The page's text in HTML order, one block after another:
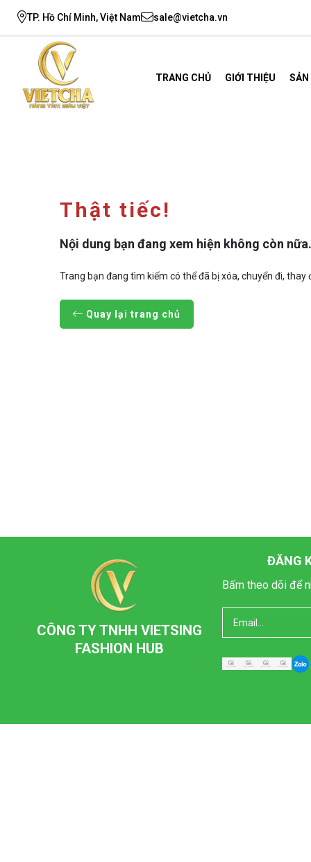
TP. Hồ Chí Minh, Việt Nam sale@vietcha.vn
TRANG CHỦ GIỚI THIỆU
Thật tiếc!
Nội dung bạn đang xem hiện không còn nữa.
Trang bạn đang tìm kiếm có thể đã bị xóa, chuyển đi,
Quay lại trang chủ
CÔNG TY TNHH VIETSING
FASHION HUB
ĐĂNG
Bấm theo dõi để